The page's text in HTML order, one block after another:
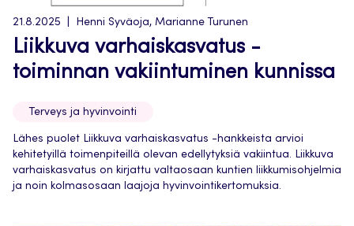
21.8.2025 Henni Syväoja, Marianne Turunen
Liikkuva varhaiskasvatus -
toiminnan vakiintuminen kunnissa
Terveys ja hyvinvointi
Lähes puolet Liikkuva varhaiskasvatus -hankkeista arvioi
kehitetyillä toimenpiteillä olevan edellytyksiä vakiintua. Liikkuva
varhaiskasvatus on kirjattu valtaosaan kuntien liikkumisohjelmia
ja noin kolmasosaan laajoja hyvinvointikertomuksia.